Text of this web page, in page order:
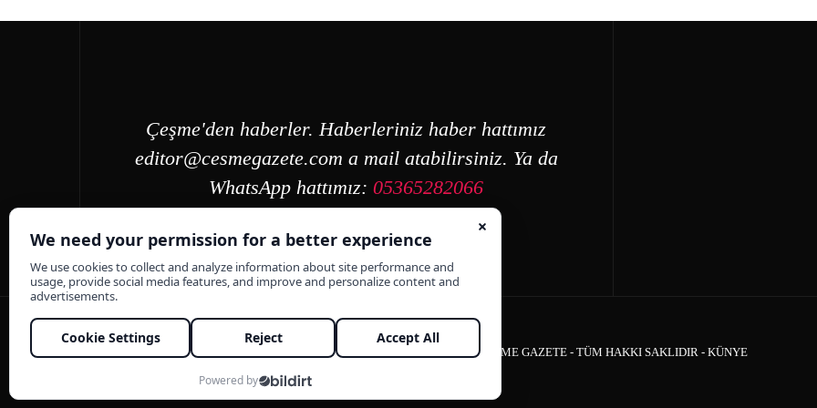
Çeşme'den haberler. Haberleriniz haber hattımız
editor@cesmegazete.com a mail atabilirsiniz. Ya da
WhatsApp hattımız:05365282066
ÇEŞME GAZETE - TÜM HAKKI SAKLIDIR - KÜNYE